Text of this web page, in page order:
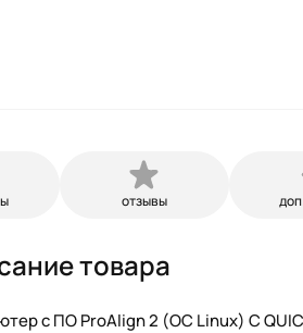
отзывы
товара
с ПО ProAlign 2 (ОС Linux) С